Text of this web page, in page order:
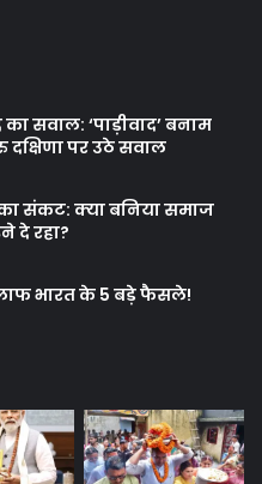
का सवाल: ‘पाड़ीवाद’ बनाम
पर उठे सवाल
का संकट: क्या बनिया समाज
दे रहा?
भारत के 5 बड़े फैसले!